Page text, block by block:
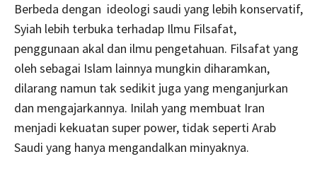
Berbeda dengan ideologi saudi yang lebih konservatif,
Syiah lebih terbuka terhadap Ilmu Filsafat,
penggunaan akal dan ilmu pengetahuan. Filsafat yang
oleh sebagai Islam lainnya mungkin diharamkan,
dilarang namun tak sedikit juga yang menganjurkan
dan mengajarkannya. Inilah yang membuat Iran
menjadi kekuatan super power, tidak seperti Arab
Saudi yang hanya mengandalkan minyaknya.